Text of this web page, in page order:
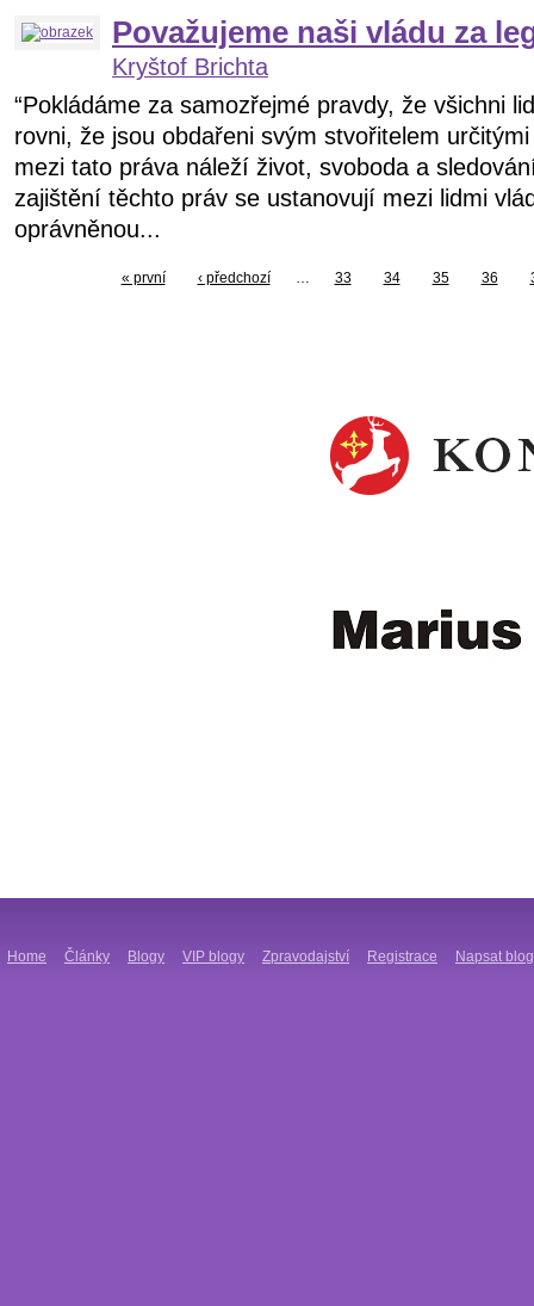
Považujeme naši vládu za
Kryštof Brichta
“Pokládáme za samozřejmé pravdy, že všichni
rovni, že jsou obdařeni svým stvořitelem
mezi tato práva náleží život, svoboda a
zajištění těchto práv se ustanovují mezi lidmi
oprávněnou...
« první ‹ předchozí … 33 34 35 36
Home Články Blogy VIP blogy Zpravodajství Registrace Napsat blog